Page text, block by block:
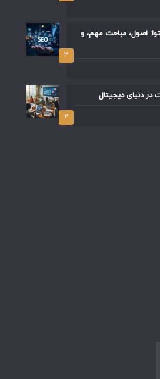
۳
اصول، مباحث مهم، و
۲
دنیای دیجیتال